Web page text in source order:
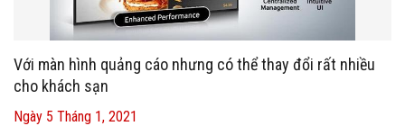
Với màn hình quảng cáo nhưng có thể thay đổi rất nhiều
cho khách sạn
Ngày 5 Tháng 1, 2021